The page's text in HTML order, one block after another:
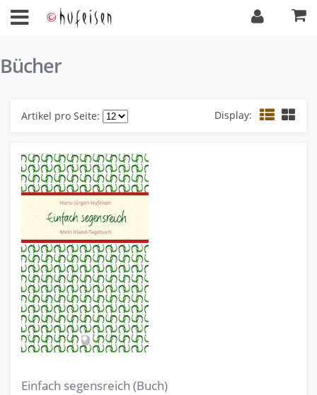
Bücher
Artikel pro Seite: Display:
Einfach segensreich (Buch)